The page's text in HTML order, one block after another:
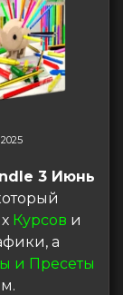
3 Июнь
Курсов и
а
и Пресеты